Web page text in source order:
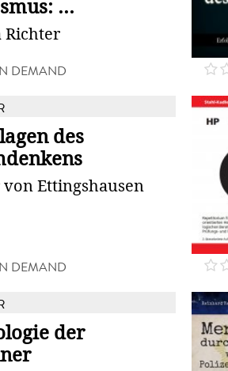
...
DEMAND
des
Ettingshausen
DEMAND
der